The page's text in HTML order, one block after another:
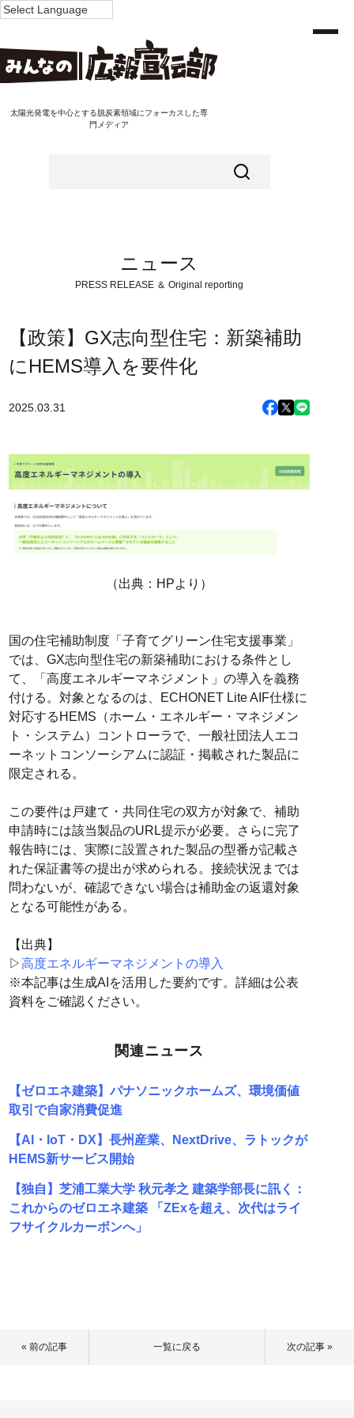
太陽光発電を中心とする脱炭素領域にフォーカスした専
門メディア
ニュース
PRESS RELEASE ＆ Original reporting
【政策】GX志向型住宅：新築補助
にHEMS導入を要件化
2025.03.31
（出典：HPより）
国の住宅補助制度「子育てグリーン住宅支援事業」
では、GX志向型住宅の新築補助における条件とし
て、「高度エネルギーマネジメント」の導入を義務
付ける。対象となるのは、ECHONET Lite AIF仕様に
対応するHEMS（ホーム・エネルギー・マネジメン
ト・システム）コントローラで、一般社団法人エコ
ーネットコンソーシアムに認証・掲載された製品に
限定される。
この要件は戸建て・共同住宅の双方が対象で、補助
申請時には該当製品のURL提示が必要。さらに完了
報告時には、実際に設置された製品の型番が記載さ
れた保証書等の提出が求められる。接続状況までは
問わないが、確認できない場合は補助金の返還対象
となる可能性がある。
【出典】
▷高度エネルギーマネジメントの導入
※本記事は生成AIを活用した要約です。詳細は公表
資料をご確認ください。
関連ニュース
【ゼロエネ建築】パナソニックホームズ、環境価値
取引で自家消費促進
【AI・IoT・DX】長州産業、NextDrive、ラトックが
HEMS新サービス開始
【独自】芝浦工業大学 秋元孝之 建築学部長に訊く：
これからのゼロエネ建築 「ZExを超え、次代はライ
フサイクルカーボンへ」
« 前の記事 一覧に戻る 次の記事 »